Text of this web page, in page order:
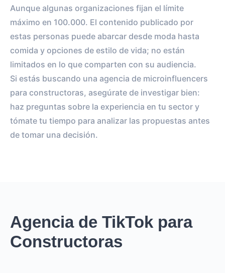
Aunque algunas organizaciones fijan el límite
máximo en 100.000. El contenido publicado por
estas personas puede abarcar desde moda hasta
comida y opciones de estilo de vida; no están
limitados en lo que comparten con su audiencia.
Si estás buscando una agencia de microinfluencers
para constructoras, asegúrate de investigar bien:
haz preguntas sobre la experiencia en tu sector y
tómate tu tiempo para analizar las propuestas antes
de tomar una decisión.
Agencia de TikTok para
Constructoras